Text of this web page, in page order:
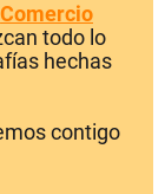
Comercio
todo lo
hechas
contigo